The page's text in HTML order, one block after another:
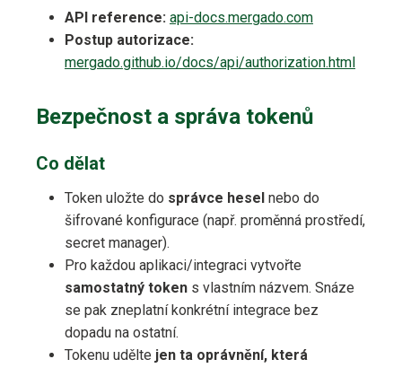
API reference: api-docs.mergado.com
Postup autorizace:
mergado.github.io/docs/api/authorization.html
Bezpečnost a správa tokenů
Co dělat
Token uložte do správce hesel nebo do
šifrované konfigurace (např. proměnná prostředí,
secret manager).
Pro každou aplikaci/integraci vytvořte
samostatný token s vlastním názvem. Snáze
se pak zneplatní konkrétní integrace bez
dopadu na ostatní.
Tokenu udělte jen ta oprávnění, která